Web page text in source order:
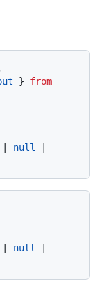
} from
null
null